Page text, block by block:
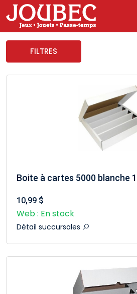
FILTRES
Boite à cartes 5000 blanche
10,99 $
Web : En stock
Détail succursales